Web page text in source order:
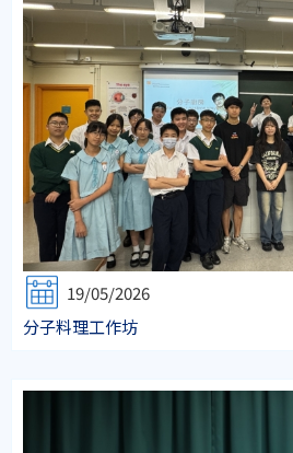
19/05/2026
分子料理工作坊